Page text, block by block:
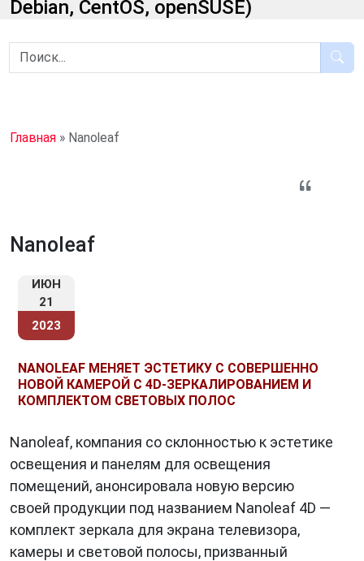
Debian, CentOS, openSUSE)
Главная » Nanoleaf
Nanoleaf
ИЮН
21
2023
NANOLEAF МЕНЯЕТ ЭСТЕТИКУ С СОВЕРШЕННО
НОВОЙ КАМЕРОЙ С 4D-ЗЕРКАЛИРОВАНИЕМ И
КОМПЛЕКТОМ СВЕТОВЫХ ПОЛОС
Nanoleaf, компания со склонностью к эстетике
освещения и панелям для освещения
помещений, анонсировала новую версию
своей продукции под названием Nanoleaf 4D —
комплект зеркала для экрана телевизора,
камеры и световой полосы, призванный